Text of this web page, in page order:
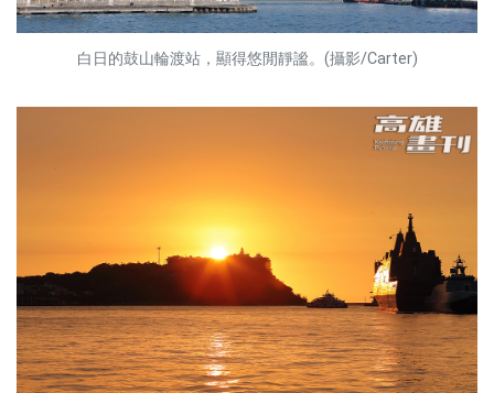
白日的鼓山輪渡站，顯得悠閒靜謐。(攝影/Carter)